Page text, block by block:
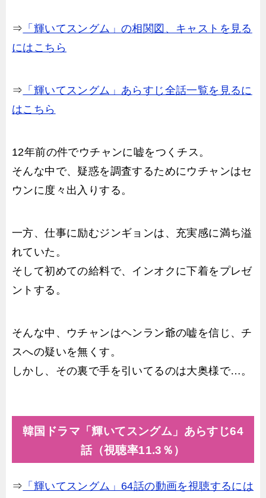
⇒ 「輝いてスングム」の相関図、キャストを見る
にはこちら
⇒ 「輝いてスングム」あらすじ全話一覧を見るに
はこちら
12年前の件でウチャンに嘘をつくチス。
そんな中で、疑惑を調査するためにウチャンはセ
ウンに度々出入りする。
一方、仕事に励むジンギョンは、充実感に満ち溢
れていた。
そして初めての給料で、インオクに下着をプレゼ
ントする。
そんな中、ウチャンはヘンラン爺の嘘を信じ、チ
スへの疑いを無くす。
しかし、その裏で手を引いてるのは大奥様で…。
韓国ドラマ「輝いてスングム」あらすじ64
話（視聴率11.3％）
⇒ 「輝いてスングム」64話の動画を視聴するには